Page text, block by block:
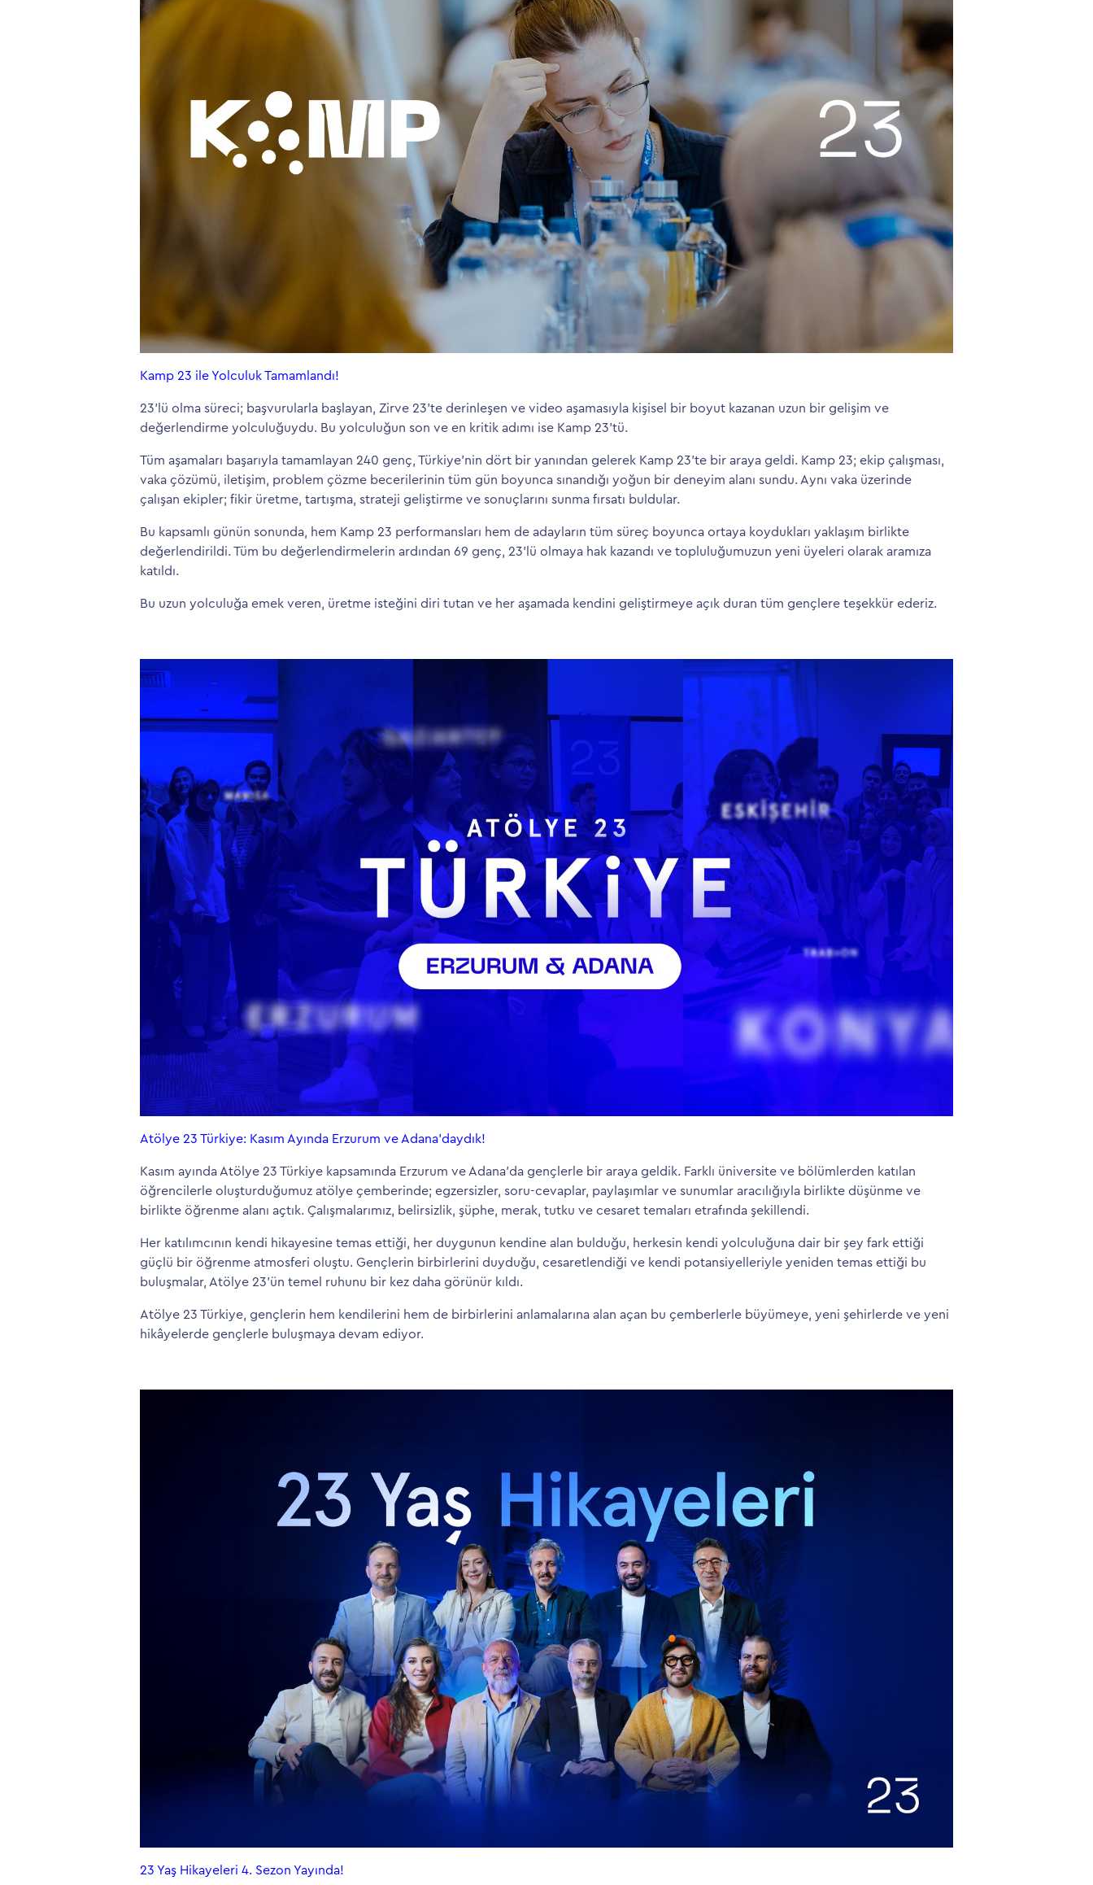
Kamp 23 ile Yolculuk Tamamlandı!
23’lü olma süreci; başvurularla başlayan, Zirve 23’te derinleşen ve video aşamasıyla kişisel bir boyut kazanan uzun bir gelişim ve
değerlendirme yolculuğuydu. Bu yolculuğun son ve en kritik adımı ise Kamp 23’tü.
Tüm aşamaları başarıyla tamamlayan 240 genç, Türkiye’nin dört bir yanından gelerek Kamp 23’te bir araya geldi. Kamp 23; ekip çalışması,
vaka çözümü, iletişim, problem çözme becerilerinin tüm gün boyunca sınandığı yoğun bir deneyim alanı sundu. Aynı vaka üzerinde
çalışan ekipler; fikir üretme, tartışma, strateji geliştirme ve sonuçlarını sunma fırsatı buldular.
Bu kapsamlı günün sonunda, hem Kamp 23 performansları hem de adayların tüm süreç boyunca ortaya koydukları yaklaşım birlikte
değerlendirildi. Tüm bu değerlendirmelerin ardından 69 genç, 23’lü olmaya hak kazandı ve topluluğumuzun yeni üyeleri olarak aramıza
katıldı.
Bu uzun yolculuğa emek veren, üretme isteğini diri tutan ve her aşamada kendini geliştirmeye açık duran tüm gençlere teşekkür ederiz.
Atölye 23 Türkiye: Kasım Ayında Erzurum ve Adana’daydık!
Kasım ayında Atölye 23 Türkiye kapsamında Erzurum ve Adana’da gençlerle bir araya geldik. Farklı üniversite ve bölümlerden katılan
öğrencilerle oluşturduğumuz atölye çemberinde; egzersizler, soru-cevaplar, paylaşımlar ve sunumlar aracılığıyla birlikte düşünme ve
birlikte öğrenme alanı açtık. Çalışmalarımız, belirsizlik, şüphe, merak, tutku ve cesaret temaları etrafında şekillendi.
Her katılımcının kendi hikayesine temas ettiği, her duygunun kendine alan bulduğu, herkesin kendi yolculuğuna dair bir şey fark ettiği
güçlü bir öğrenme atmosferi oluştu. Gençlerin birbirlerini duyduğu, cesaretlendiği ve kendi potansiyelleriyle yeniden temas ettiği bu
buluşmalar, Atölye 23’ün temel ruhunu bir kez daha görünür kıldı.
Atölye 23 Türkiye, gençlerin hem kendilerini hem de birbirlerini anlamalarına alan açan bu çemberlerle büyümeye, yeni şehirlerde ve yeni
hikâyelerde gençlerle buluşmaya devam ediyor.
23 Yaş Hikayeleri 4. Sezon Yayında!